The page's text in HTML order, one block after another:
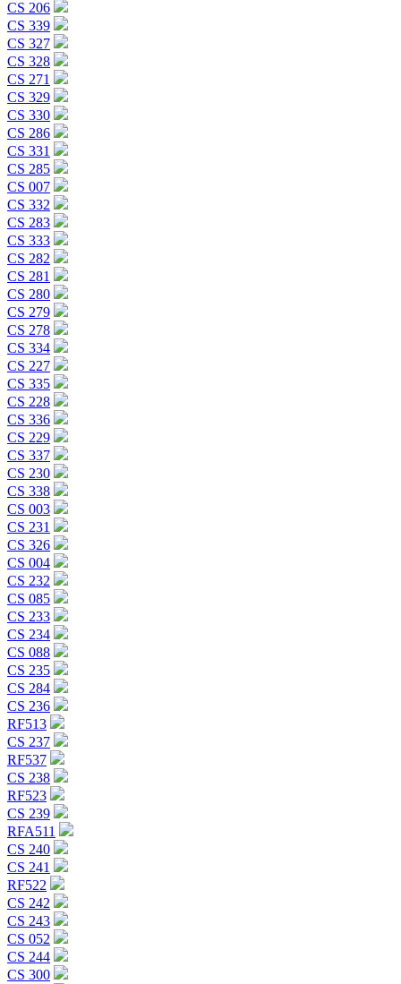
CS 206
CS 339
CS 327
CS 328
CS 271
CS 329
CS 330
CS 286
CS 331
CS 285
CS 007
CS 332
CS 283
CS 333
CS 282
CS 281
CS 280
CS 279
CS 278
CS 334
CS 227
CS 335
CS 228
CS 336
CS 229
CS 337
CS 230
CS 338
CS 003
CS 231
CS 326
CS 004
CS 232
CS 085
CS 233
CS 234
CS 088
CS 235
CS 284
CS 236
RF513
CS 237
RF537
CS 238
RF523
CS 239
RFA511
CS 240
CS 241
RF522
CS 242
CS 243
CS 052
CS 244
CS 300